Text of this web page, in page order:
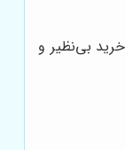
بی‌نظیر و